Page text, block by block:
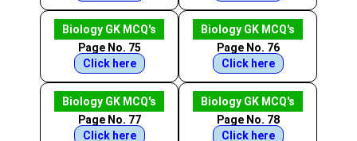
Biology GK MCQ's
Page No. 75
Click here
Biology GK MCQ's
Page No. 76
Click here
Biology GK MCQ's
Page No. 77
Click here
Biology GK MCQ's
Page No. 78
Click here